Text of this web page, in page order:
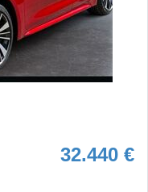
32.440 €